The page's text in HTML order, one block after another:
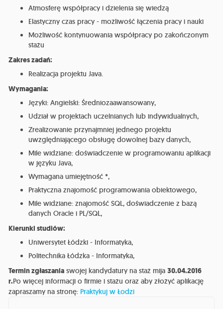
Atmosferę współpracy i dzielenia się wiedzą
Elastyczny czas pracy - możliwość łączenia pracy i nauki
Możliwość kontynuowania współpracy po zakończonym
stażu
Zakres zadań:
Realizacja projektu Java.
Wymagania:
Języki: Angielski: Średniozaawansowany,
Udział w projektach uczelnianych lub indywidualnych,
Zrealizowanie przynajmniej jednego projektu
uwzględniającego obsługę dowolnej bazy danych,
Mile widziane: doświadczenie w programowaniu aplikacji
w języku Java,
Wymagana umiejętność *,
Praktyczna znajomość programowania obiektowego,
Mile widziane: znajomość SQL, doświadczenie z bazą
danych Oracle i PL/SQL,
Kierunki studiów:
Uniwersytet Łódzki - Informatyka,
Politechnika Łódzka - Informatyka,
Termin zgłaszania swojej kandydatury na staż mija30.04.2016
r.Po więcej informacji o firmie i stażu oraz aby złożyć aplikację
zapraszamy na stronę: Praktykuj w Łodzi